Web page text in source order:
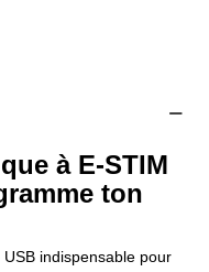
à E-STIM
ton
indispensable pour